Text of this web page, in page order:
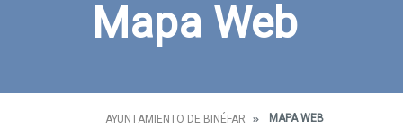
Mapa Web
AYUNTAMIENTO DE BINÉFAR MAPA WEB